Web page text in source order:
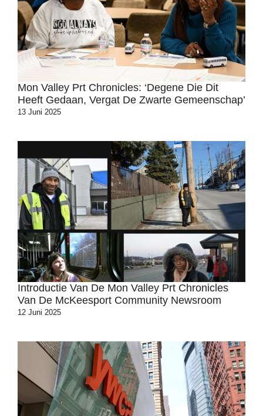
Mon Valley Prt Chronicles: ‘Degene Die Dit
Heeft Gedaan, Vergat De Zwarte Gemeenschap’
13 Juni 2025
Introductie Van De Mon Valley Prt Chronicles
Van De McKeesport Community Newsroom
12 Juni 2025